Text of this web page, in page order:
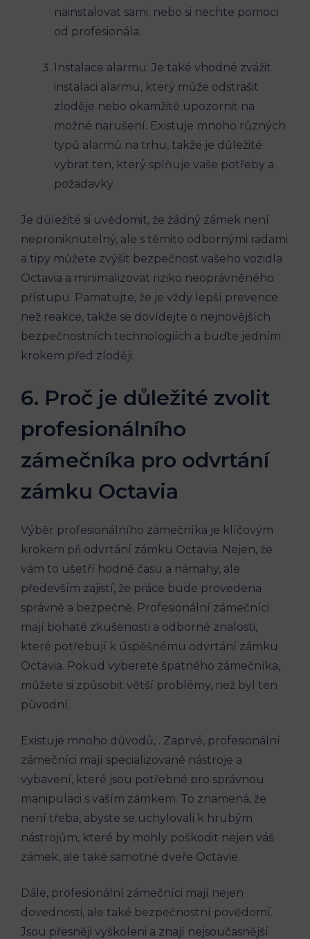
nainstalovat sami, nebo si nechte pomoci
od profesionála.
Instalace alarmu: Je také vhodné zvážit
instalaci alarmu, který může odstrašit
zloděje nebo okamžitě upozornit na
možné narušení. Existuje mnoho různých
typů alarmů na trhu, takže je důležité
vybrat ten, který splňuje vaše potřeby a
požadavky.
Je důležité si uvědomit, že žádný zámek není
neproniknutelný, ale s těmito odbornými radami
a tipy můžete zvýšit bezpečnost vašeho vozidla
Octavia a minimalizovat riziko neoprávněného
přístupu. Pamatujte, že je vždy lepší prevence
než reakce, takže se dovídejte o nejnovějších
bezpečnostních technologiích a buďte jedním
krokem před zloději.
6. Proč je důležité zvolit
profesionálního
zámečníka pro odvrtání
zámku Octavia
Výběr profesionálního zámečníka je klíčovým
krokem při odvrtání zámku Octavia. Nejen, že
vám to ušetří hodně času a námahy, ale
především zajistí, že práce bude provedena
správně a bezpečně. Profesionální zámečníci
mají bohaté zkušenosti a odborné znalosti,
které potřebují k úspěšnému odvrtání zámku
Octavia. Pokud vyberete špatného zámečníka,
můžete si způsobit větší problémy, než byl ten
původní.
Existuje mnoho důvodů, . Zaprvé, profesionální
zámečníci mají specializované nástroje a
vybavení, které jsou potřebné pro správnou
manipulaci s vaším zámkem. To znamená, že
není třeba, abyste se uchylovali k hrubým
nástrojům, které by mohly poškodit nejen váš
zámek, ale také samotné dveře Octavie.
Dále, profesionální zámečníci mají nejen
dovednosti, ale také bezpečnostní povědomí.
Jsou přesněji vyškoleni a znají nejsoučasnější